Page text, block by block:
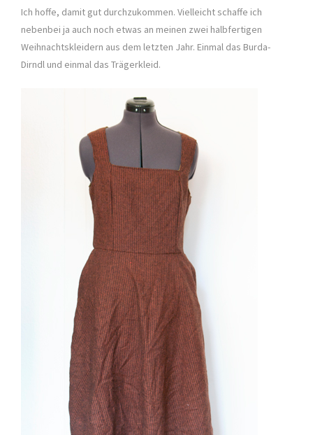
Ich hoffe, damit gut durchzukommen. Vielleicht schaffe ich
nebenbei ja auch noch etwas an meinen zwei halbfertigen
Weihnachtskleidern aus dem letzten Jahr. Einmal das Burda-
Dirndl und einmal das Trägerkleid.